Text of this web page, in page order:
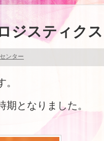
ジスティク
ンター
となりました。